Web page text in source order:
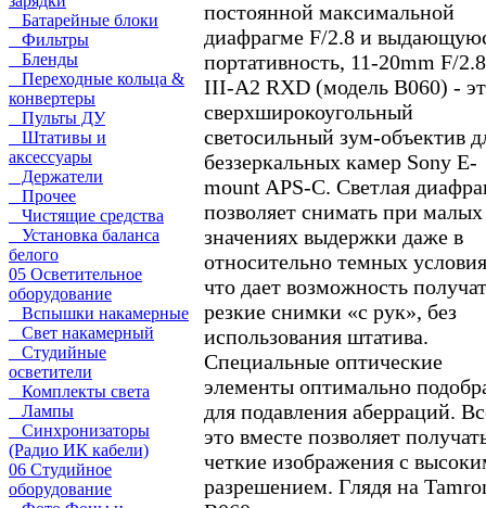
Батарейные блоки
Фильтры
Бленды
Переходные кольца &
конвертеры
Пульты ДУ
Штативы и
аксессуары
Держатели
Прочее
Чистящие средства
Установка баланса
белого
05 Осветительное
оборудование
Вспышки накамерные
Свет накамерный
Студийные
осветители
Комплекты света
Лампы
Синхронизаторы
(Радио ИК кабели)
06 Студийное
оборудование
постоянной максимальной
диафрагме F/2.8 и
портативность, 11-20mm F/
III-A2 RXD (модель B060) -
сверхширокоугольный
светосильный зум-объектив
беззеркальных камер Sony E-
mount APS-C. Светлая
позволяет снимать при малых
значениях выдержки даже в
относительно темных
что дает возможность
резкие снимки «с рук», без
использования штатива.
Специальные оптические
элементы оптимально
для подавления аберраций.
это вместе позволяет
четкие изображения с
разрешением. Глядя на